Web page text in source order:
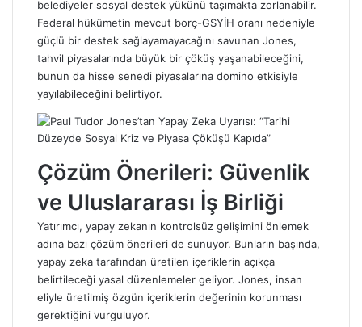
belediyeler sosyal destek yükünü taşımakta zorlanabilir.
Federal hükümetin mevcut borç-GSYİH oranı nedeniyle
güçlü bir destek sağlayamayacağını savunan Jones,
tahvil piyasalarında büyük bir çöküş yaşanabileceğini,
bunun da hisse senedi piyasalarına domino etkisiyle
yayılabileceğini belirtiyor.
Çözüm Önerileri: Güvenlik
ve Uluslararası İş Birliği
Yatırımcı, yapay zekanın kontrolsüz gelişimini önlemek
adına bazı çözüm önerileri de sunuyor. Bunların başında,
yapay zeka tarafından üretilen içeriklerin açıkça
belirtileceği yasal düzenlemeler geliyor. Jones, insan
eliyle üretilmiş özgün içeriklerin değerinin korunması
gerektiğini vurguluyor.